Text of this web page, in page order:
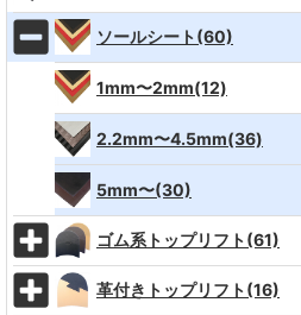
ソールシート(60)
1mm〜2mm(12)
2.2mm〜4.5mm(36)
5mm〜(30)
ゴム系トップリフト(61)
革付きトップリフト(16)